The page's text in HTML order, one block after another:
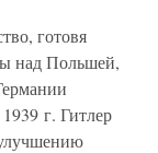
готовя
над Польшей,
г. Гитлер